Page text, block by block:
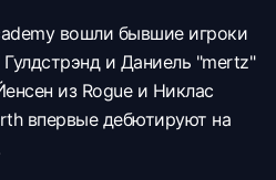
вошли бывшие игроки
и Даниель "mertz"
из Rogue и Никлас
впервые дебютируют на